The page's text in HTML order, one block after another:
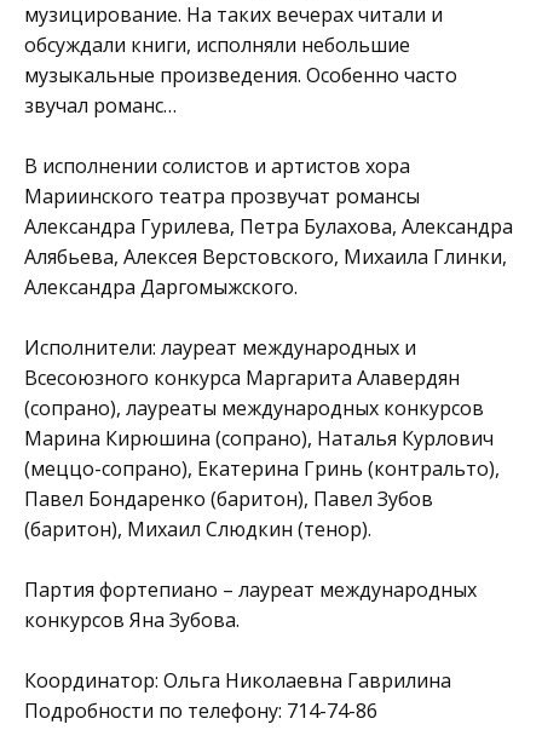
музицирование. На таких вечерах читали и
обсуждали книги, исполняли небольшие
музыкальные произведения. Особенно часто
звучал романс…
В исполнении солистов и артистов хора
Мариинского театра прозвучат романсы
Александра Гурилева, Петра Булахова, Александра
Алябьева, Алексея Верстовского, Михаила Глинки,
Александра Даргомыжского.
Исполнители: лауреат международных и
Всесоюзного конкурса Маргарита Алавердян
(сопрано), лауреаты международных конкурсов
Марина Кирюшина (сопрано), Наталья Курлович
(меццо-сопрано), Екатерина Гринь (контральто),
Павел Бондаренко (баритон), Павел Зубов
(баритон), Михаил Слюдкин (тенор).
Партия фортепиано – лауреат международных
конкурсов Яна Зубова.
Координатор: Ольга Николаевна Гаврилина
Подробности по телефону: 714-74-86